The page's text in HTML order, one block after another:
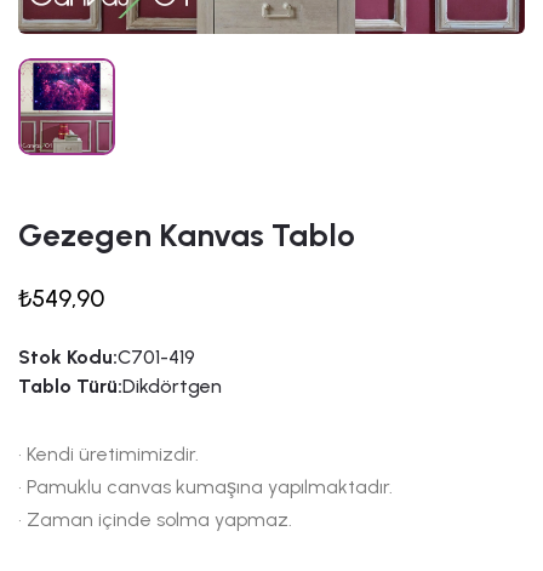
Gezegen Kanvas Tablo
₺549,90
Stok Kodu:C701-419
Tablo Türü:Dikdörtgen
• Kendi üretimimizdir.
• Pamuklu canvas kumaşına yapılmaktadır.
• Zaman içinde solma yapmaz.